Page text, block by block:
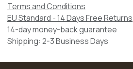
Terms and Conditions
EU Standard - 14 Days Free Returns
14-day money-back guarantee
Shipping: 2-3 Business Days